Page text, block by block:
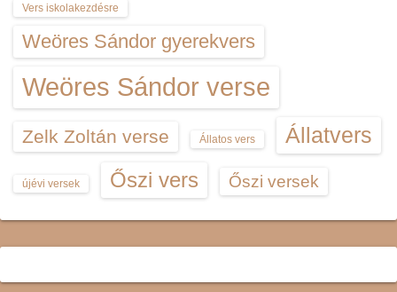
Vers iskolakezdésre
Weöres Sándor gyerekvers
Weöres Sándor verse
Zelk Zoltán verse Állatos vers Állatvers
újévi versek Őszi vers Őszi versek